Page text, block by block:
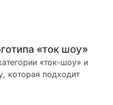
«ток шоу»
«ток-шоу» и
которая подходит